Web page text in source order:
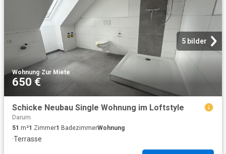
5 bilder
Wohnung·Zur Miete
650 €
Schicke Neubau Single Wohnung im Loftstyle
Darum
51 m²1 Zimmer1 BadezimmerWohnung
·Terrasse